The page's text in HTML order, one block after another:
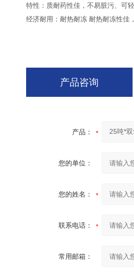
特性：质耐药性佳，不易脏污、可
经济耐用：耐热耐冻 耐热耐冻性
产品咨询
产品：
您的单位：
您的姓名：
联系电话：
常用邮箱：